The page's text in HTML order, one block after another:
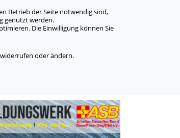
Betrieb der Seite notwendig sind,
genutzt werden.
Die Einwilligung können Sie
oder ändern.